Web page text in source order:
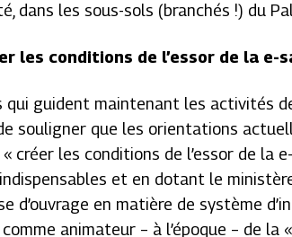
dans les sous-sols (branchés !) du
les conditions de l’essor de la e-
guident maintenant les activités de
souligner que les orientations
créer les conditions de l’essor de la
et en dotant le
d’ouvrage en matière de système
animateur – à l’époque – de la